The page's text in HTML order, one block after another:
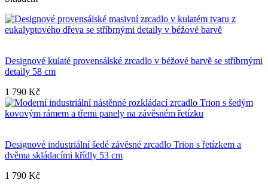
Designové kulaté provensálské zrcadlo v béžové barvě se stříbrnými
detaily 58 cm
1 790 Kč
Designové industriální šedé závěsné zrcadlo Trion s řetízkem a
dvěma skládacími křídly 53 cm
1 790 Kč